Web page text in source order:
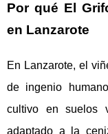
Por qué El
en Lanzarote
En Lanzarote, el
de ingenio
cultivo en suelos
adaptado a la